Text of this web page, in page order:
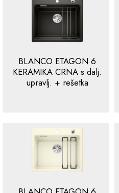
BLANCO ETAGON 6
KERAMIKA CRNA s dalj.
upravlj. + rešetka